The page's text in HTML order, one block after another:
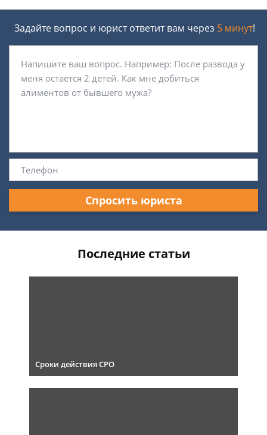
Задайте вопрос и юрист ответит вам через 5 минут!
Спросить юриста
Последние статьи
Сроки действия СРО